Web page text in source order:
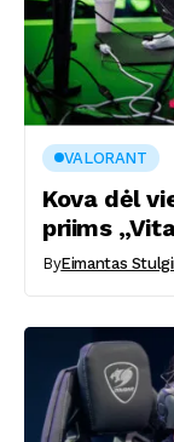
VALORANT
Kova dėl
priims
ByEimantas